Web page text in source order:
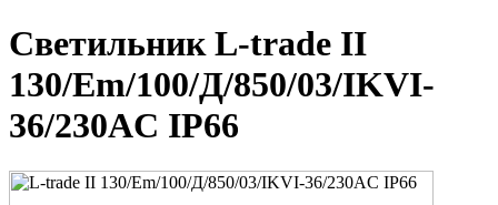
Светильник L-trade II
130/Em/100/Д/850/03/IKVI-
36/230AC IP66